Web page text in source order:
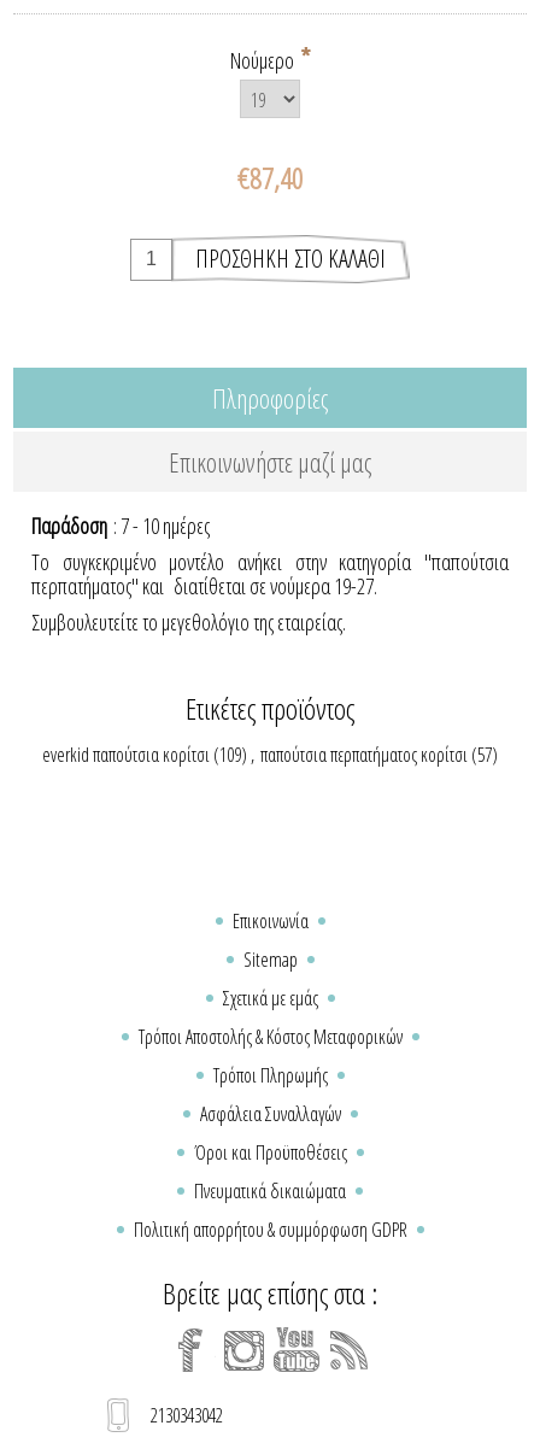
Νούμερο *
€87,40
Πληροφορίες
Επικοινωνήστε μαζί μας
Παράδοση : 7 - 10 ημέρες
Το συγκεκριμένο μοντέλο ανήκει στην κατηγορία "παπούτσια
περπατήματος" και διατίθεται σε νούμερα 19-27.
Συμβουλευτείτε το μεγεθολόγιο της εταιρείας.
Ετικέτες προϊόντος
everkid παπούτσια κορίτσι(109) , παπούτσια περπατήματος κορίτσι(57)
Επικοινωνία
Sitemap
Σχετικά με εμάς
Τρόποι Αποστολής & Κόστος Μεταφορικών
Τρόποι Πληρωμής
Ασφάλεια Συναλλαγών
Όροι και Προϋποθέσεις
Πνευματικά δικαιώματα
Πολιτική απορρήτου & συμμόρφωση GDPR
Βρείτε μας επίσης στα :
2130343042